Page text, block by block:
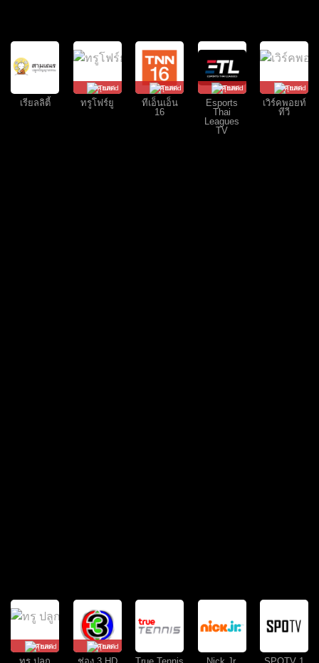
เรียลลิตี้
คุยสด
ทรูโฟร์ยู
คุยสด
ทีเอ็นเอ็น
16
คุยสด
Esports
Thai
Leagues
TV
คุยสด
เวิร์คพอยท์
ทีวี
คุยสด คุยสด